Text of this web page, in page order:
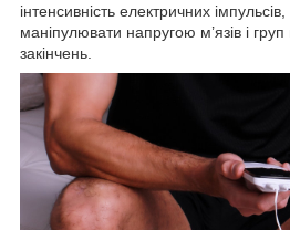
інтенсивність електричних
маніпулювати напругою м’язів і
закінчень.